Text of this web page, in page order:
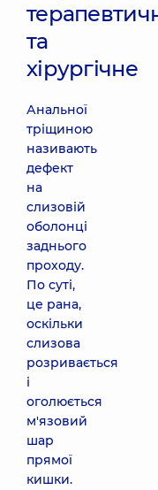
та
хірургічне
Анальної
тріщиною
називають
дефект
на
слизовій
оболонці
заднього
проходу.
По суті,
це рана,
оскільки
слизова
розривається
і
оголюється
м'язовий
шар
прямої
кишки.